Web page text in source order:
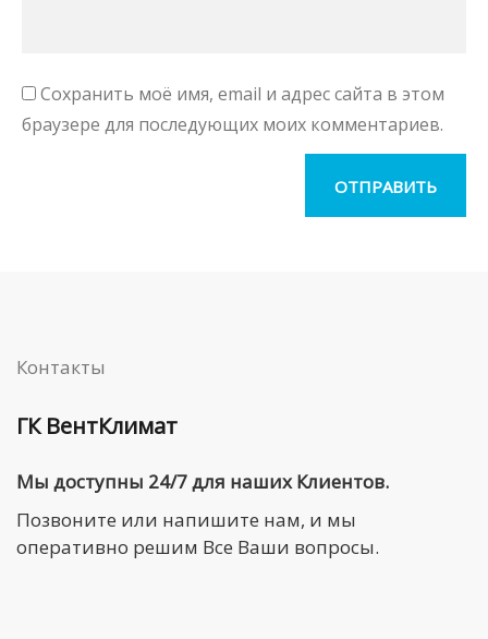
Сохранить моё имя, email и адрес сайта в этом
браузере для последующих моих комментариев.
Контакты
ГК ВентКлимат
Мы доступны 24/7 для наших Клиентов.
Позвоните или напишите нам, и мы
оперативно решим Все Ваши вопросы.